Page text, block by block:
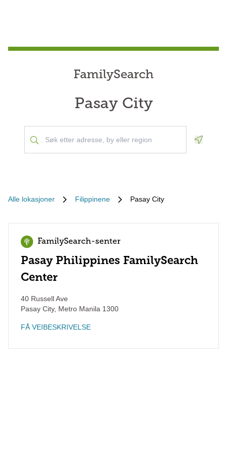
FamilySearch
Pasay City
Alle lokasjoner Filippinene Pasay City
FamilySearch-senter
Pasay Philippines FamilySearch
Center
40 Russell Ave
Pasay City, Metro Manila 1300
FÅ VEIBESKRIVELSE